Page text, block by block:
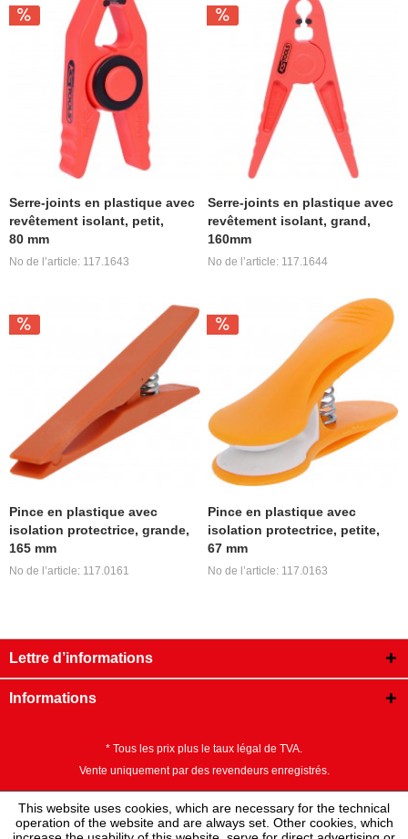
Serre-joints en plastique avec
revêtement isolant, petit,
80 mm
No de l’article: 117.1643
Serre-joints en plastique avec
revêtement isolant, grand,
160mm
No de l’article: 117.1644
Pince en plastique avec
isolation protectrice, grande,
165 mm
No de l’article: 117.0161
Pince en plastique avec
isolation protectrice, petite,
67 mm
No de l’article: 117.0163
Lettre d’informations
Informations
* Tous les prix plus le taux légal de TVA.
Vente uniquement par des revendeurs enregistrés.
This website uses cookies, which are necessary for the technical
operation of the website and are always set. Other cookies, which